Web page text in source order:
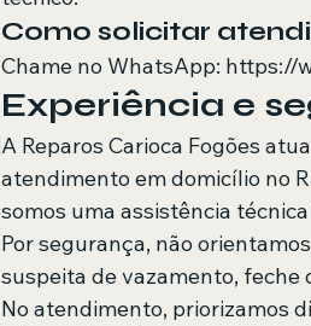
Como solicitar
Chame no WhatsApp: https://
Experiência e
A Reparos Carioca Fogões
atendimento em domicílio no
somos uma assistência
Por segurança, não
suspeita de vazamento,
No atendimento, priorizamos